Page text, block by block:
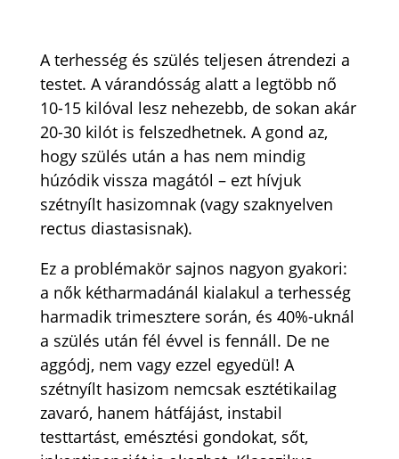
A terhesség és szülés teljesen átrendezi a
testet. A várandósság alatt a legtöbb nő
10-15 kilóval lesz nehezebb, de sokan akár
20-30 kilót is felszedhetnek. A gond az,
hogy szülés után a has nem mindig
húzódik vissza magától – ezt hívjuk
szétnyílt hasizomnak (vagy szaknyelven
rectus diastasisnak).
Ez a problémakör sajnos nagyon gyakori:
a nők kétharmadánál kialakul a terhesség
harmadik trimesztere során, és 40%-uknál
a szülés után fél évvel is fennáll. De ne
aggódj, nem vagy ezzel egyedül! A
szétnyílt hasizom nemcsak esztétikailag
zavaró, hanem hátfájást, instabil
testtartást, emésztési gondokat, sőt,